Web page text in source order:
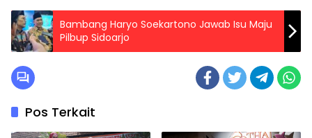
Bambang Haryo Soekartono Jawab Isu Maju
Pilbup Sidoarjo
Pos Terkait